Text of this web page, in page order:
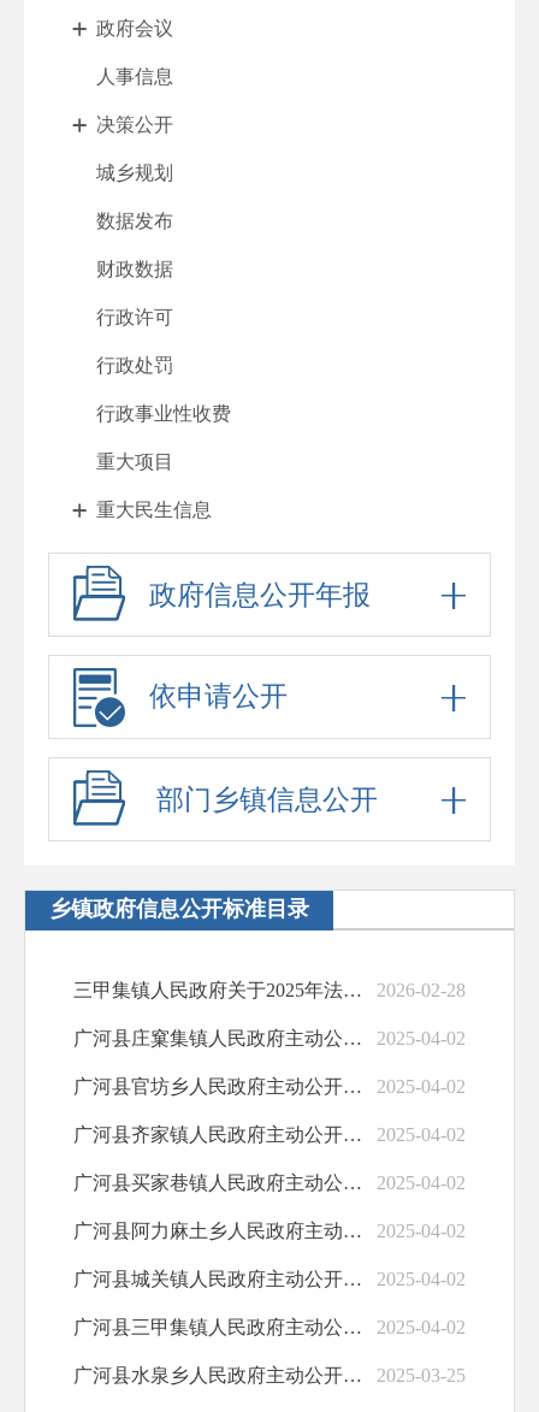
政府会议
人事信息
决策公开
城乡规划
数据发布
财政数据
行政许可
行政处罚
行政事业性收费
重大项目
重大民生信息
人大代表建议、政协委员提案办理
政府工作报告
其他法定公开
政府信息公开标准目录
防范化解重大风险
财政资金直达基层
农村集体土地征收
涉农补贴
公共文化
政府文件
职业培训
交通运输
水利安全生产
基层政务公开标准化规范化
政府信息公开年报
依申请公开
部门乡镇信息公开
乡镇政府信息公开标准目录
三甲集镇人民政府关于2025年法治政府建设情况的工作报告 2026-02-28
广河县庄窠集镇人民政府主动公开事项目录 2025-04-02
广河县官坊乡人民政府主动公开事项目录 2025-04-02
广河县齐家镇人民政府主动公开事项目录 2025-04-02
广河县买家巷镇人民政府主动公开事项目录 2025-04-02
广河县阿力麻土乡人民政府主动公开事项目录 2025-04-02
广河县城关镇人民政府主动公开事项目录 2025-04-02
广河县三甲集镇人民政府主动公开事项目录 2025-04-02
广河县水泉乡人民政府主动公开事项目录 2025-03-25